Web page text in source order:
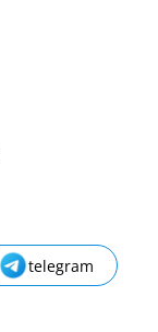
telegram